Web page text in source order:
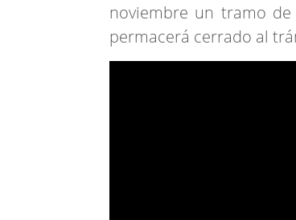
noviembre un tramo
permacerá cerrado al